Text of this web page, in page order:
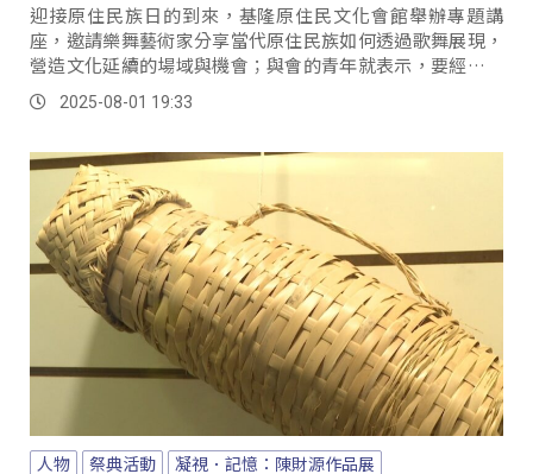
迎接原住民族日的到來，基隆原住民文化會館舉辦專題講
座，邀請樂舞藝術家分享當代原住民族如何透過歌舞展現，
營造文化延續的場域與機會；與會的青年就表示，要經營一
個舞團相當不易， 青年 Akiko（羅乙絜）：「真的好難！當
一個表演者真的不容易！像我們團隊就沒有那麼多人，很多
點接觸到。
2025-08-01 19:33
人物 祭典活動
凝視．記憶：陳財源作品展